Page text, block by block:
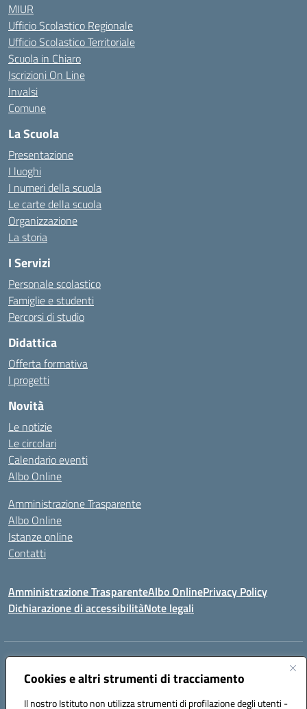
Cookies e altri strumenti di tracciamento
Il nostro Istituto non utilizza strumenti di profilazione degli utenti -
MIUR
Ufficio Scolastico Regionale
Ufficio Scolastico Territoriale
Scuola in Chiaro
Iscrizioni On Line
Invalsi
Comune
La Scuola
Presentazione
I luoghi
I numeri della scuola
Le carte della scuola
Organizzazione
La storia
I Servizi
Personale scolastico
Famiglie e studenti
Percorsi di studio
Didattica
Offerta formativa
I progetti
Novità
Le notizie
Le circolari
Calendario eventi
Albo Online
Amministrazione Trasparente
Albo Online
Istanze online
Contatti
Amministrazione TrasparenteAlbo OnlinePrivacy Policy
Dichiarazione di accessibilitàNote legali
Indirizzo:
Centralino:0885/422972 Email:FGIC84600D@istruzione.it